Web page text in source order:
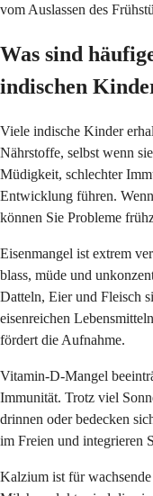
vom Auslassen des
Was sind
indischen
Viele indische Kinder
Nährstoffe, selbst wenn
Müdigkeit, schlechter
Entwicklung führen.
können Sie Probleme
Eisenmangel ist extrem
blass, müde und
Datteln, Eier und Fleisch
eisenreichen
fördert die Aufnahme.
Vitamin-D-Mangel
Immunität. Trotz viel
drinnen oder bedecken
im Freien und integrieren
Kalzium ist für